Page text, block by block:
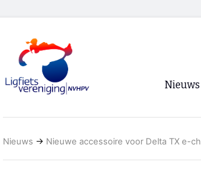
Nieuws
Nieuws → Nieuwe accessoire voor Delta TX e-